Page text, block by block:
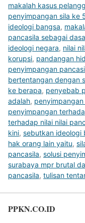
makalah kasus
penyimpangan sila ke
ideologi bangsa,
pancasila sebagai
ideologi negara, nilai
korupsi, pandangan
penyimpangan
bertentangan dengan
ke berapa, penyebab
adalah,
penyimpangan
terhadap nilai nilai
kini, sebutkan ideologi
hak orang lain yaitu,
pancasila, solusi
surabaya mpr brutal
pancasila, tulisan
PPKN.CO.ID